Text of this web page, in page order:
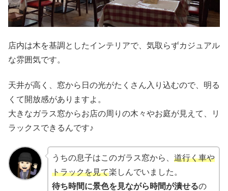
店内は木を基調としたインテリアで、気取らずカジュアル
な雰囲気です。
天井が高く、窓から日の光がたくさん入り込むので、明る
くて開放感がありますよ。
大きなガラス窓からお店の周りの木々やお庭が見えて、リ
ラックスできるんです♪
うちの息子はこのガラス窓から、 道行く車や
トラックを見て楽しんでいました。
待ち時間に景色を見ながら時間が潰せるの